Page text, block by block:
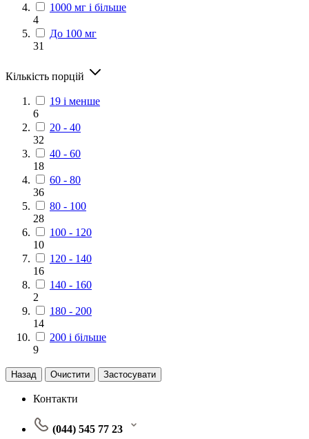
1000 мг і більше
4
До 100 мг
31
Кількість порцій
19 і менше
6
20 - 40
32
40 - 60
18
60 - 80
36
80 - 100
28
100 - 120
10
120 - 140
16
140 - 160
2
180 - 200
14
200 і більше
9
Назад Очистити Застосувати
Контакти
(044) 545 77 23